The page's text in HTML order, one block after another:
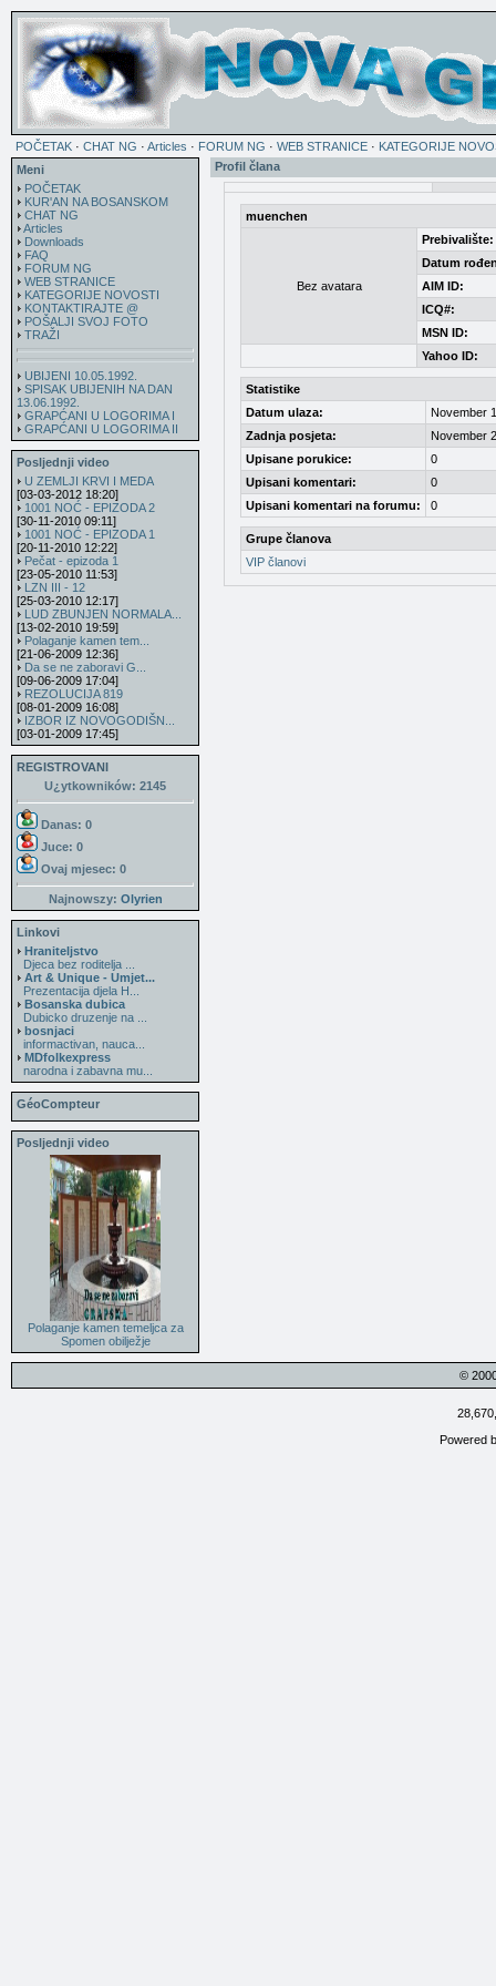
POČETAK · CHAT NG · Articles · FORUM NG · WEB STRANICE · KATEGORIJE
Meni
POČETAK
KUR'AN NA BOSANSKOM
CHAT NG
Articles
Downloads
FAQ
FORUM NG
WEB STRANICE
KATEGORIJE NOVOSTI
KONTAKTIRAJTE @
POŠALJI SVOJ FOTO
TRAŽI
UBIJENI 10.05.1992.
SPISAK UBIJENIH NA DAN
13.06.1992.
GRAPĆANI U LOGORIMA I
GRAPĆANI U LOGORIMA II
Posljednji video
U ZEMLJI KRVI I MEDA
[03-03-2012 18:20]
1001 NOĆ - EPIZODA 2
[30-11-2010 09:11]
1001 NOĆ - EPIZODA 1
[20-11-2010 12:22]
Pečat - epizoda 1
[23-05-2010 11:53]
LZN III - 12
[25-03-2010 12:17]
LUD ZBUNJEN NORMALA...
[13-02-2010 19:59]
Polaganje kamen tem...
[21-06-2009 12:36]
Da se ne zaboravi G...
[09-06-2009 17:04]
REZOLUCIJA 819
[08-01-2009 16:08]
IZBOR IZ NOVOGODIŠN...
[03-01-2009 17:45]
REGISTROVANI
U¿ytkowników: 2145
Danas: 0
Juce: 0
Ovaj mjesec: 0
Najnowszy: Olyrien
Linkovi
Hraniteljstvo
Djeca bez roditelja ...
Art & Unique - Umjet...
Prezentacija djela H...
Bosanska dubica
Dubicko druzenje na ...
bosnjaci
informactivan, nauca...
MDfolkexpress
narodna i zabavna mu...
GéoCompteur
Posljednji video
Polaganje kamen temeljca za
Spomen obilježje
Profil člana
muenchen
Bez avatara
Prebivalište:
Datum
AIM ID:
ICQ#:
MSN ID:
Yahoo ID:
Statistike
Datum ulaza:
November
Zadnja posjeta:
November
Upisane porukice:
0
Upisani komentari:
0
Upisani komentari na forumu:
0
Grupe članova
VIP članovi
©
Powered